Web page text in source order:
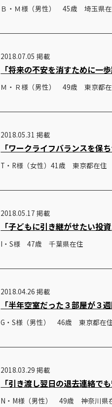
Ｂ・Ｍ様（男性） 45歳 埼玉県
2018.07.05 掲載
「将来の不安を消すために一
Ｍ・Ｒ様（男性） 49歳 東京都
2018.05.31 掲載
「ワークライフバランスを保
T・R様（女性）41歳 東京都在住
2018.05.17 掲載
「子どもに引き継がせたい投資
I・S様 47歳 千葉県在住
2018.04.26 掲載
「半年空室だった３部屋が３
G・S様（男性） 46歳 東京都在
2018.03.29 掲載
「引き渡し翌日の退去連絡で
N・M様（男性） 49歳 神奈川県